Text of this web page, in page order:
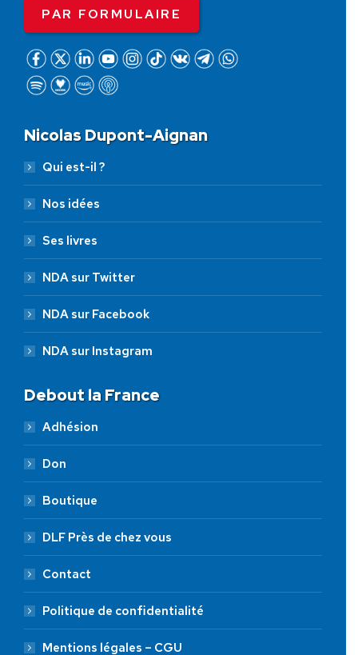
PAR FORMULAIRE
Nicolas Dupont-Aignan
Qui est-il ?
Nos idées
Ses livres
NDA sur Twitter
NDA sur Facebook
NDA sur Instagram
Debout la France
Adhésion
Don
Boutique
DLF Près de chez vous
Contact
Politique de confidentialité
Mentions légales – CGU